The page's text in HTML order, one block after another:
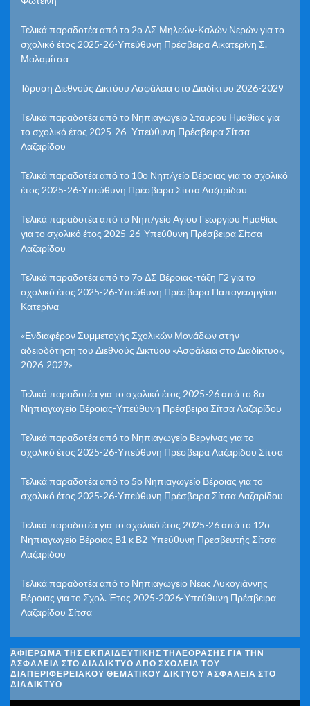
Τελικά παραδοτέα από το 2ο ΔΣ Μηλεών-Καλών Νερών για το
σχολικό έτος 2025-26-Υπεύθυνη Πρέσβειρα Αικατερίνη Σ.
Μαλαμίτσα
Ίδρυση Διεθνούς Δικτύου Ασφάλεια στο Διαδίκτυο 2026-2029
Τελικά παραδοτέα από το Νηπιαγωγείο Σταυρού Ημαθίας για
το σχολικό έτος 2025-26- Υπεύθυνη Πρέσβειρα Σίτσα
Λαζαρίδου
Τελικά παραδοτέα από το 10ο Νηπ/γείο Βέροιας για το σχολικό
έτος 2025-26-Υπεύθυνη Πρέσβειρα Σίτσα Λαζαρίδου
Τελικά παραδοτέα από το Νηπ/γείο Αγίου Γεωργίου Ημαθίας
για το σχολικό έτος 2025-26-Υπεύθυνη Πρέσβειρα Σίτσα
Λαζαρίδου
Τελικά παραδοτέα από το 7ο ΔΣ Βέροιας-τάξη Γ2 για το
σχολικό έτος 2025-26-Υπεύθυνη Πρέσβειρα Παπαγεωργίου
Κατερίνα
«Ενδιαφέρον Συμμετοχής Σχολικών Μονάδων στην
αδειοδότηση του Διεθνούς Δικτύου «Ασφάλεια στο Διαδίκτυο»,
2026-2029»
Τελικά παραδοτέα για το σχολικό έτος 2025-26 από το 8ο
Νηπιαγωγείο Βέροιας-Υπεύθυνη Πρέσβειρα Σίτσα Λαζαρίδου
Τελικά παραδοτέα από το Νηπιαγωγείο Βεργίνας για το
σχολικό έτος 2025-26-Υπεύθυνη Πρέσβειρα Λαζαρίδου Σίτσα
Τελικά παραδοτέα από το 5ο Νηπιαγωγείο Βέροιας για το
σχολικό έτος 2025-26-Υπεύθυνη Πρέσβειρα Σίτσα Λαζαρίδου
Τελικά παραδοτέα για το σχολικό έτος 2025-26 από το 12ο
Νηπιαγωγείο Βέροιας Β1 κ Β2-Υπεύθυνη Πρεσβευτής Σίτσα
Λαζαρίδου
Τελικά παραδοτέα από το Νηπιαγωγείο Νέας Λυκογιάννης
Βέροιας για το Σχολ. Έτος 2025-2026-Υπεύθυνη Πρέσβειρα
Λαζαρίδου Σίτσα
ΑΦΙΈΡΩΜΑ ΤΗΣ ΕΚΠΑΙΔΕΥΤΙΚΉΣ ΤΗΛΕΌΡΑΣΗΣ ΓΙΑ ΤΗΝ
ΑΣΦΆΛΕΙΑ ΣΤΟ ΔΙΑΔΊΚΤΥΟ ΑΠΌ ΣΧΟΛΕΊΑ ΤΟΥ
ΔΙΑΠΕΡΙΦΕΡΕΙΑΚΟΎ ΘΕΜΑΤΙΚΟΎ ΔΙΚΤΎΟΥ ΑΣΦΆΛΕΙΑ ΣΤΟ
ΔΙΑΔΊΚΤΥΟ